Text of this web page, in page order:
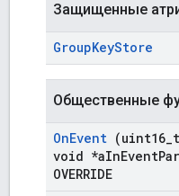
Защищенные
GroupKeyStore
Общественные
OnEvent (uint16
void *aInEvent
OVERRIDE